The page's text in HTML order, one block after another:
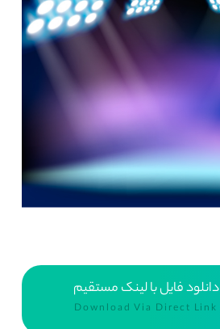
دانلود فایل با لینک مستقیم
Download Via Direct Link